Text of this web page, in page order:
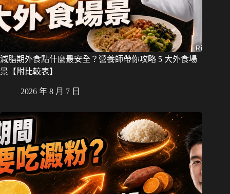
減脂期外食點什麼最安全？營養師帶你攻略 5 大外食場
景【附比較表】
2026 年 8 月 7 日